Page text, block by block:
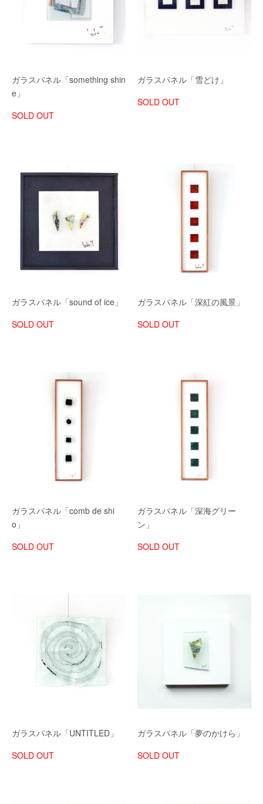
ガラスパネル「something shin
e」
SOLD OUT
ガラスパネル「雪どけ」
SOLD OUT
ガラスパネル「sound of ice」
SOLD OUT
ガラスパネル「深紅の風景」
SOLD OUT
ガラスパネル「comb de shi
o」
SOLD OUT
ガラスパネル「深海グリー
ン」
SOLD OUT
ガラスパネル「UNTITLED」
SOLD OUT
ガラスパネル「夢のかけら」
SOLD OUT